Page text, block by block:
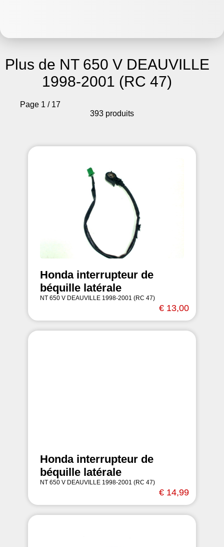
Plus de NT 650 V DEAUVILLE
1998-2001 (RC 47)
Page 1 / 17
393 produits
Honda interrupteur de
béquille latérale
NT 650 V DEAUVILLE 1998-2001 (RC 47)
€ 13,00
Honda interrupteur de
béquille latérale
NT 650 V DEAUVILLE 1998-2001 (RC 47)
€ 14,99